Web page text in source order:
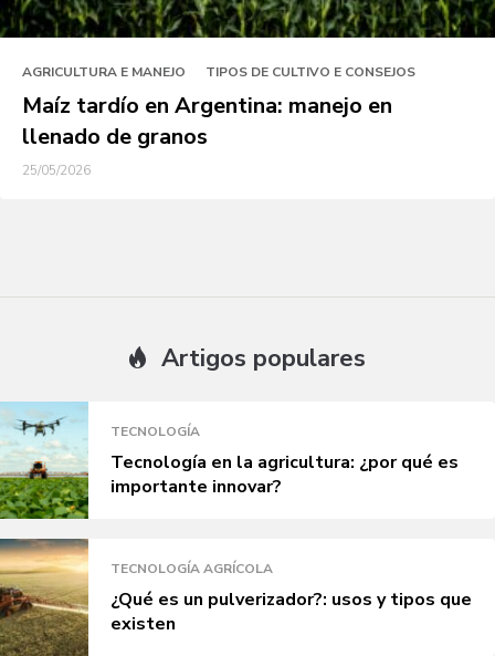
AGRICULTURA E MANEJO TIPOS DE CULTIVO E CONSEJOS
Maíz tardío en Argentina: manejo en
llenado de granos
25/05/2026
Artigos populares
TECNOLOGÍA
Tecnología en la agricultura: ¿por qué es
importante innovar?
TECNOLOGÍA AGRÍCOLA
¿Qué es un pulverizador?: usos y tipos que
existen